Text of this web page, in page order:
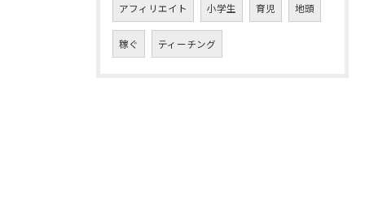
アフィリエイト 小学生 育児 地頭
稼ぐ ティーチング